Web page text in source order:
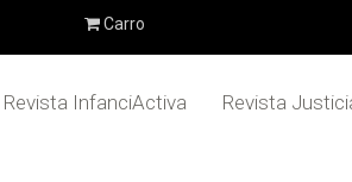
Carro
Revista InfanciActiva Revista